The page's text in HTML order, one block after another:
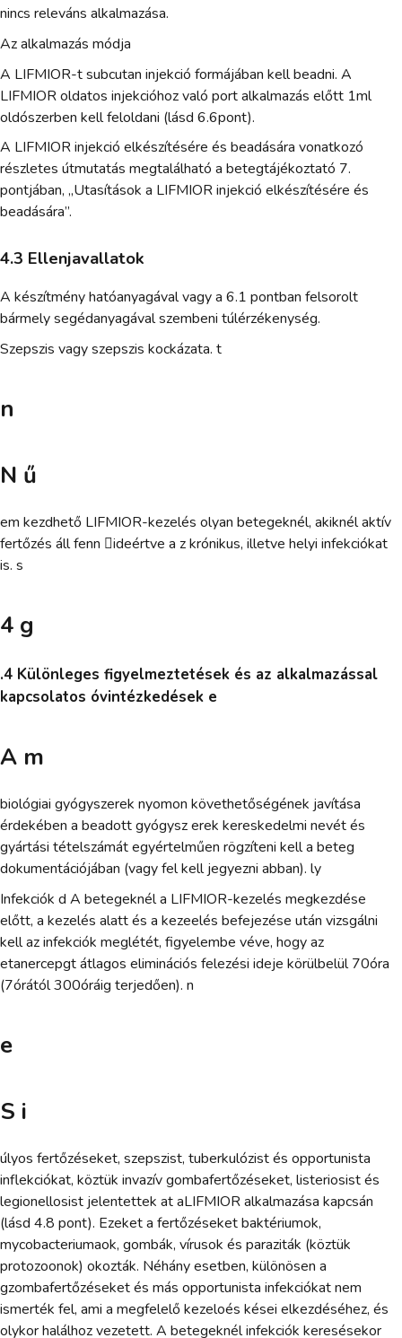
nincs releváns alkalmazása.
Az alkalmazás módja
A LIFMIOR-t subcutan injekció formájában kell beadni. A
LIFMIOR oldatos injekcióhoz való port alkalmazás előtt 1ml
oldószerben kell feloldani (lásd 6.6pont).
A LIFMIOR injekció elkészítésére és beadására vonatkozó
részletes útmutatás megtalálható a betegtájékoztató 7.
pontjában, „Utasítások a LIFMIOR injekció elkészítésére és
beadására”.
4.3 Ellenjavallatok
A készítmény hatóanyagával vagy a 6.1 pontban felsorolt
bármely segédanyagával szembeni túlérzékenység.
Szepszis vagy szepszis kockázata. t
n
N ű
em kezdhető LIFMIOR-kezelés olyan betegeknél, akiknél aktív
fertőzés áll fenn ideértve a z krónikus, illetve helyi infekciókat
is. s
4 g
.4 Különleges figyelmeztetések és az alkalmazással
kapcsolatos óvintézkedések e
A m
biológiai gyógyszerek nyomon követhetőségének javítása
érdekében a beadott gyógysz erek kereskedelmi nevét és
gyártási tételszámát egyértelműen rögzíteni kell a beteg
dokumentációjában (vagy fel kell jegyezni abban). ly
Infekciók d A betegeknél a LIFMIOR-kezelés megkezdése
előtt, a kezelés alatt és a kezeelés befejezése után vizsgálni
kell az infekciók meglétét, figyelembe véve, hogy az
etanercepgt átlagos eliminációs felezési ideje körülbelül 70óra
(7órától 300óráig terjedően). n
e
S i
úlyos fertőzéseket, szepszist, tuberkulózist és opportunista
inflekciókat, köztük invazív gombafertőzéseket, listeriosist és
legionellosist jelentettek at aLIFMIOR alkalmazása kapcsán
(lásd 4.8 pont). Ezeket a fertőzéseket baktériumok,
mycobacteriumaok, gombák, vírusok és paraziták (köztük
protozoonok) okozták. Néhány esetben, különösen a
gzombafertőzéseket és más opportunista infekciókat nem
ismerték fel, ami a megfelelő kezeloés kései elkezdéséhez, és
olykor halálhoz vezetett. A betegeknél infekciók keresésekor